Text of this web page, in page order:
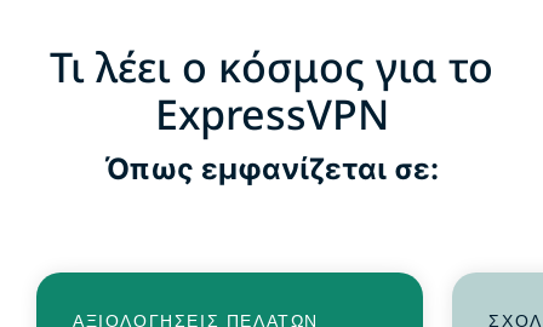
Τι λέει ο κόσμος για το
ExpressVPN
Όπως εμφανίζεται σε:
ΑΞΙΟΛΟΓΉΣΕΙΣ ΠΕΛΑΤΏΝ